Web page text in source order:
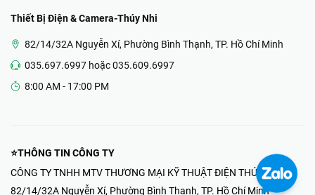
Thiết Bị Điện & Camera-Thúy Nhi
82/14/32A Nguyễn Xí, Phường Bình Thạnh, TP. Hồ Chí Minh
035.697.6997 hoặc 035.609.6997
8:00 AM - 17:00 PM
⭐THÔNG TIN CÔNG TY
CÔNG TY TNHH MTV THƯƠNG MẠI KỸ THUẬT ĐIỆN THÚY NHI
82/14/32A Nguyễn Xí, Phường Bình Thạnh, TP. Hồ Chí Minh